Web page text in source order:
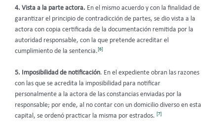
4. Vista a la parte actora. En el mismo acuerdo y con la finalidad de
garantizar el principio de contradicción de partes, se dio vista a la
actora con copia certificada de la documentación remitida por la
autoridad responsable, con la que pretende acreditar el
cumplimiento de la sentencia.[6]
5. Imposibilidad de notificación. En el expediente obran las razones
con las que se acredita la imposibilidad para notificar
personalmente a la actora de las constancias enviadas por la
responsable; por ende, al no contar con un domicilio diverso en esta
capital, se ordenó practicar la misma por estrados. [7]